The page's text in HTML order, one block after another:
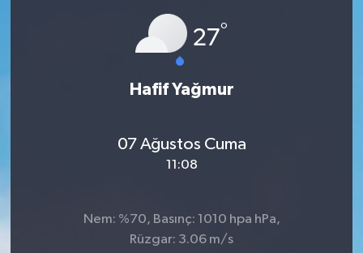
27°
Hafif Yağmur
07 Ağustos Cuma
11:08
Nem: %70, Basınç: 1010 hpa hPa,
Rüzgar: 3.06 m/s
Ardahan Müftülüğü
Balıkesir Müftülüğü
Batman Müftülüğü
Peygamberimizin Hayatı
DİYANET RADYO/TV